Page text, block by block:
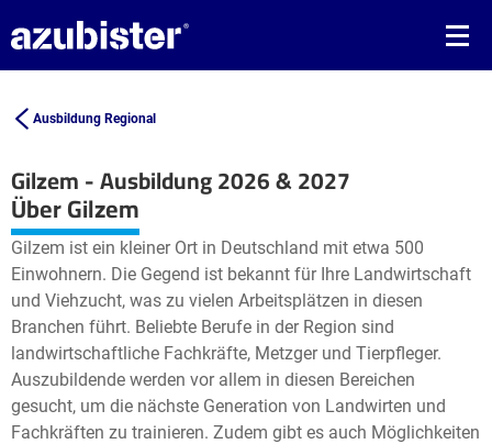
Ausbildung Regional
Gilzem - Ausbildung 2026 & 2027
+
−
Leaflet | ©OpenStreetMap2
Über Gilzem
Gilzem ist ein kleiner Ort in Deutschland mit etwa 500
Einwohnern. Die Gegend ist bekannt für Ihre Landwirtschaft
und Viehzucht, was zu vielen Arbeitsplätzen in diesen
Branchen führt. Beliebte Berufe in der Region sind
landwirtschaftliche Fachkräfte, Metzger und Tierpfleger.
Auszubildende werden vor allem in diesen Bereichen
gesucht, um die nächste Generation von Landwirten und
Fachkräften zu trainieren. Zudem gibt es auch Möglichkeiten